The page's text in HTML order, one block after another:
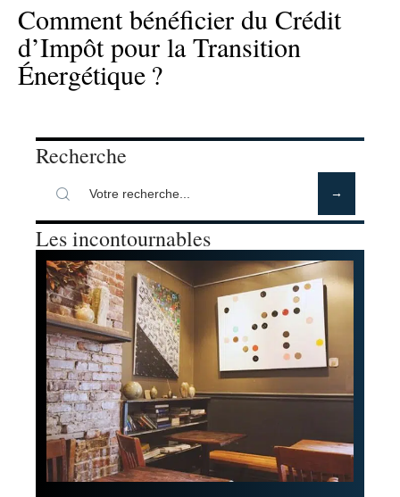
Comment bénéficier du Crédit
d’Impôt pour la Transition
Énergétique ?
Recherche
Les incontournables